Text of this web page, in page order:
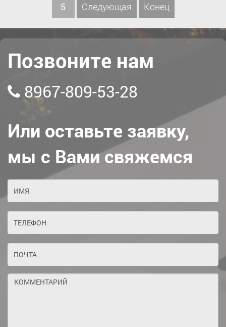
5
Следующая Конец
Позвоните нам
8967-809-53-28
Или оставьте заявку,
мы с Вами свяжемся